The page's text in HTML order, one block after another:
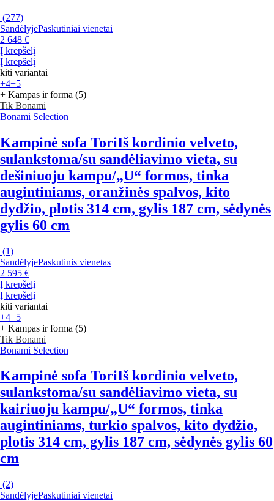
(277)
SandėlyjePaskutiniai vienetai
2 648 €
Į krepšelį
Į krepšelį
kiti variantai
+4+5
+ Kampas ir forma (5)
Tik Bonami
Bonami Selection
Kampinė sofa ToriIš kordinio velveto,
sulankstoma/su sandėliavimo vieta, su
dešiniuoju kampu/„U“ formos, tinka
augintiniams, oranžinės spalvos, kito
dydžio, plotis 314 cm, gylis 187 cm, sėdynės
gylis 60 cm
(1)
SandėlyjePaskutinis vienetas
2 595 €
Į krepšelį
Į krepšelį
kiti variantai
+4+5
+ Kampas ir forma (5)
Tik Bonami
Bonami Selection
Kampinė sofa ToriIš kordinio velveto,
sulankstoma/su sandėliavimo vieta, su
kairiuoju kampu/„U“ formos, tinka
augintiniams, turkio spalvos, kito dydžio,
plotis 314 cm, gylis 187 cm, sėdynės gylis 60
cm
(2)
SandėlyjePaskutiniai vienetai